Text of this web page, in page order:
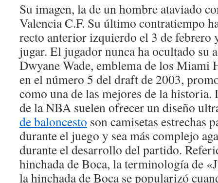
Su imagen, la de un hombre ataviado
Valencia C.F. Su último contratiempo
recto anterior izquierdo el 3 de febrero
jugar. El jugador nunca ha ocultado su
Dwyane Wade, emblema de los Miami
en el número 5 del draft de 2003,
como una de las mejores de la historia.
de la NBA suelen ofrecer un diseño
de baloncesto son camisetas estrechas
durante el juego y sea más complejo
durante el desarrollo del partido.
hinchada de Boca, la terminología de
la hinchada de Boca se popularizó